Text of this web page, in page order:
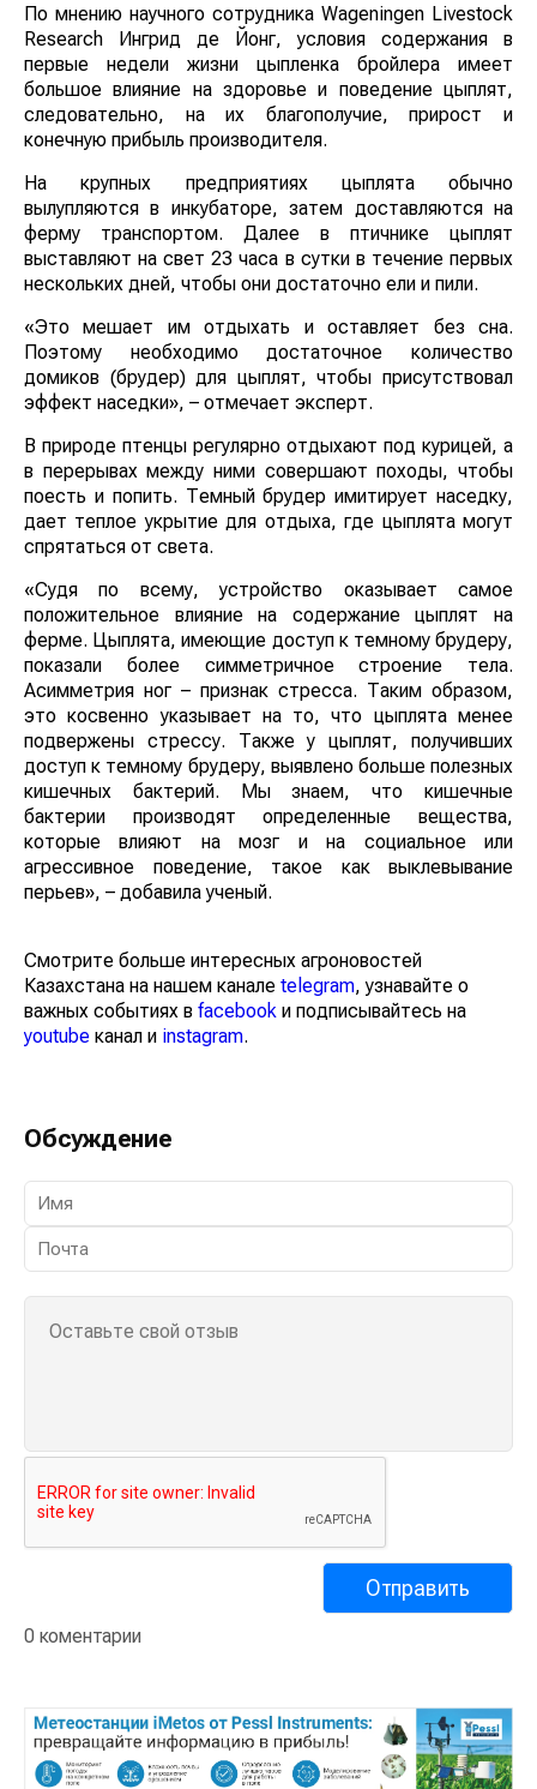
По мнению научного сотрудника Wageningen Livestock
Research Ингрид де Йонг, условия содержания в
первые недели жизни цыпленка бройлера имеет
большое влияние на здоровье и поведение цыплят,
следовательно, на их благополучие, прирост и
конечную прибыль производителя.
На крупных предприятиях цыплята обычно
вылупляются в инкубаторе, затем доставляются на
ферму транспортом. Далее в птичнике цыплят
выставляют на свет 23 часа в сутки в течение первых
нескольких дней, чтобы они достаточно ели и пили.
«Это мешает им отдыхать и оставляет без сна.
Поэтому необходимо достаточное количество
домиков (брудер) для цыплят, чтобы присутствовал
эффект наседки», – отмечает эксперт.
В природе птенцы регулярно отдыхают под курицей, а
в перерывах между ними совершают походы, чтобы
поесть и попить. Темный брудер имитирует наседку,
дает теплое укрытие для отдыха, где цыплята могут
спрятаться от света.
«Судя по всему, устройство оказывает самое
положительное влияние на содержание цыплят на
ферме. Цыплята, имеющие доступ к темному брудеру,
показали более симметричное строение тела.
Асимметрия ног – признак стресса. Таким образом,
это косвенно указывает на то, что цыплята менее
подвержены стрессу. Также у цыплят, получивших
доступ к темному брудеру, выявлено больше полезных
кишечных бактерий. Мы знаем, что кишечные
бактерии производят определенные вещества,
которые влияют на мозг и на социальное или
агрессивное поведение, такое как выклевывание
перьев», – добавила ученый.
Смотрите больше интересных агроновостей
Казахстана на нашем канале telegram, узнавайте о
важных событиях в facebook и подписывайтесь на
youtube канал и instagram.
Обсуждение
0 коментарии